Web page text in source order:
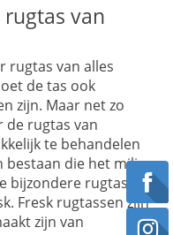
van
rugtas van alles
de tas ook
zijn. Maar net zo
de rugtas van
te behandelen
bestaan die het milieu
bijzondere rugtassen
Fresk rugtassen zijn
zijn van